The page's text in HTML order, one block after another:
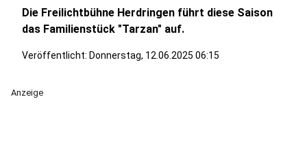
Die Freilichtbühne Herdringen führt diese Saison
das Familienstück "Tarzan" auf.
Veröffentlicht: Donnerstag, 12.06.2025 06:15
Anzeige